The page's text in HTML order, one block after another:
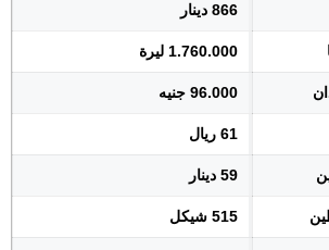
866 دينار
1.760.000 ليرة
96.000 جنيه
61 ريال
59 دينار
515 شيكل